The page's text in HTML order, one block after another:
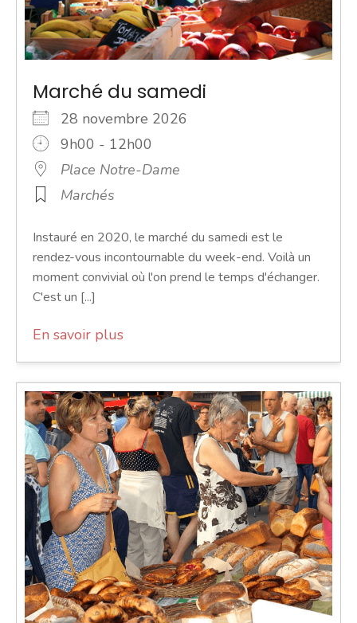
Marché du samedi
28 novembre 2026
9h00 - 12h00
Place Notre-Dame
Marchés
Instauré en 2020, le marché du samedi est le
rendez-vous incontournable du week-end. Voilà un
moment convivial où l'on prend le temps d'échanger.
C'est un [...]
En savoir plus